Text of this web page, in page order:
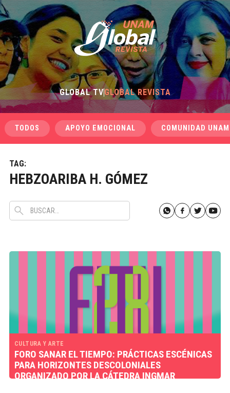
GLOBAL TVGLOBAL REVISTA
TODOS APOYO EMOCIONAL COMUNIDAD UNAM
TAG:
HEBZOARIBA H. GÓMEZ
CULTURA Y ARTE
FORO SANAR EL TIEMPO: PRÁCTICAS ESCÉNICAS
PARA HORIZONTES DESCOLONIALES
ORGANIZADO POR LA CÁTEDRA INGMAR